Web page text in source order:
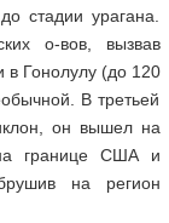
стадии урагана.
о-вов, вызвав
Гонолулу (до 120
В третьей
он вышел на
границе США и
на регион